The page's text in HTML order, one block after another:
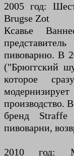
2005 год:
Brugse Zot
Ксавье
пивоварню. В
("Брюггский
которое
производство.
бренд
пивоварни,
2010 год: